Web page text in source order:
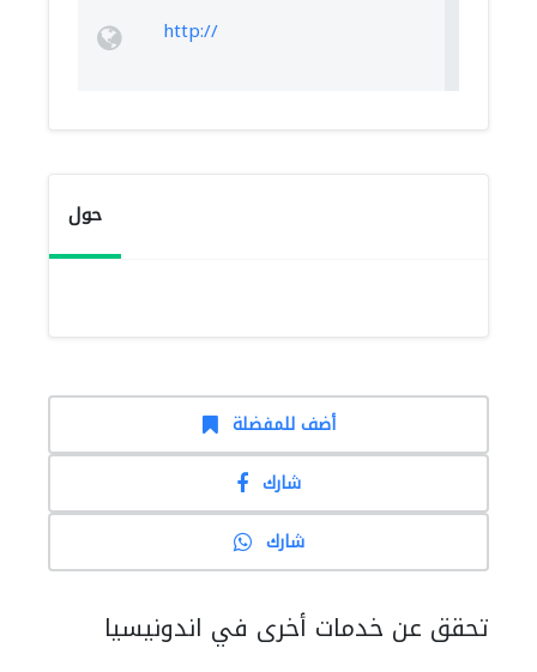
http://
حول
أضف للمفضلة
شارك
شارك
تحقق عن خدمات أخرى في اندونيسيا